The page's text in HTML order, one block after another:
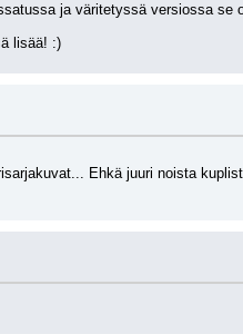
ja väritetyssä versiossa se
lisää! :)
Ehkä juuri noista